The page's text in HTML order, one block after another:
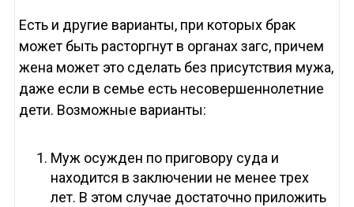
Есть и другие варианты, при которых брак
может быть расторгнут в органах загс, причем
жена может это сделать без присутствия мужа,
даже если в семье есть несовершеннолетние
дети. Возможные варианты:
Муж осужден по приговору суда и
находится в заключении не менее трех
лет. В этом случае достаточно приложить